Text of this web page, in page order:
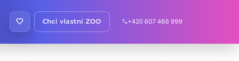
favorite Chci vlastní ZOO call+420 607 466 999